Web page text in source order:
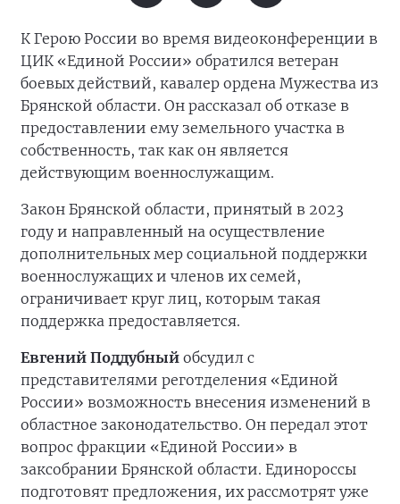
К Герою России во время видеоконференции в
ЦИК «Единой России» обратился ветеран
боевых действий, кавалер ордена Мужества из
Брянской области. Он рассказал об отказе в
предоставлении ему земельного участка в
собственность, так как он является
действующим военнослужащим.
Закон Брянской области, принятый в 2023
году и направленный на осуществление
дополнительных мер социальной поддержки
военнослужащих и членов их семей,
ограничивает круг лиц, которым такая
поддержка предоставляется.
Евгений Поддубный обсудил с
представителями реготделения «Единой
России» возможность внесения изменений в
областное законодательство. Он передал этот
вопрос фракции «Единой России» в
заксобрании Брянской области. Единороссы
подготовят предложения, их рассмотрят уже